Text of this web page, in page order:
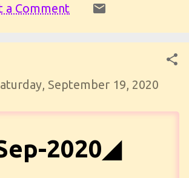
a Comment
September 19, 2020
2020◢